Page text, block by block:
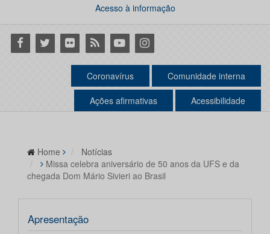
Acesso à informação
Facebook
Twitter Flickr RSS YoutubeInstagram
Coronavírus Comunidade interna
Ações afirmativas Acessibilidade
Home
Notícias
Missa celebra aniversário de 50 anos da UFS e da
chegada Dom Mário Sivieri ao Brasil
Apresentação